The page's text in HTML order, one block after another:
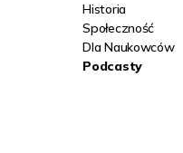
Historia
Społeczność
Dla Naukowców
Podcasty